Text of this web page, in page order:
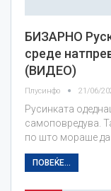
БИЗАРНО
среде
(ВИДЕО)
Плусинфо 21/06/
Русинката
самоповредува.
по што мораше
ПОВЕЌЕ...